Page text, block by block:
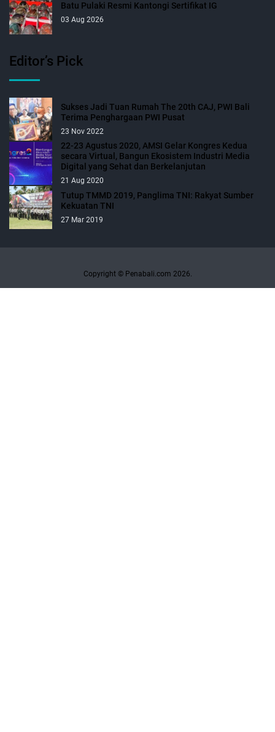
Batu Pulaki Resmi Kantongi Sertifikat IG
03 Aug 2026
Editor’s Pick
Sukses Jadi Tuan Rumah The 20th CAJ, PWI Bali
Terima Penghargaan PWI Pusat
23 Nov 2022
22-23 Agustus 2020, AMSI Gelar Kongres Kedua
secara Virtual, Bangun Ekosistem Industri Media
Digital yang Sehat dan Berkelanjutan
21 Aug 2020
Tutup TMMD 2019, Panglima TNI: Rakyat Sumber
Kekuatan TNI
27 Mar 2019
Copyright © Penabali.com 2026.